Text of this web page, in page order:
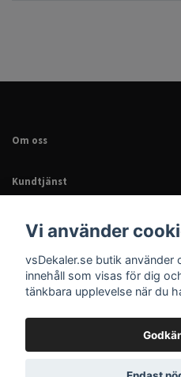
Om oss
Kundtjänst
Läs mer
Sociala medier
© 2026 Dekaler för bil, EPA
Vi använder
vsDekaler.se butik
innehåll som visas för dig
tänkbara upplevelse när du